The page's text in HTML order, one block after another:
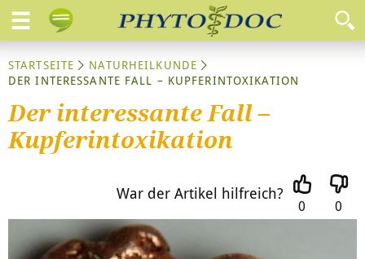
STARTSEITE
NATURHEILKUNDE
DER INTERESSANTE FALL – KUPFERINTOXIKATION
Der interessante Fall –
Kupferintoxikation
War der Artikel hilfreich?
0 0